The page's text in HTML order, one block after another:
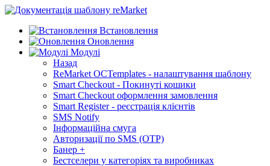
Встановлення
Оновлення
Модулі
Назад
ReMarket OCTemplates - налаштування шаблону
Smart Checkout - Покинуті кошики
Smart Checkout оформлення замовлення
Smart Register - реєстрація клієнтів
SMS Notify
Інформаційна смуга
Авторизації по SMS (OTP)
Банер +
Бестселери у категоріях та виробниках